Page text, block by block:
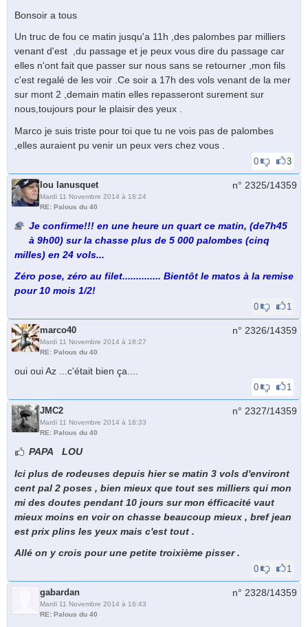
Bonsoir a tous
Un truc de fou ce matin jusqu'a 11h ,des palombes par milliers
venant d'est ,du passage et je peux vous dire du passage car
elles n'ont fait que passer sur nous sans se retourner ,mon fils
c'est regalé de les voir .Ce soir a 17h des vols venant de la mer
sur mont 2 ,demain matin elles repasseront surement sur
nous,toujours pour le plaisir des yeux .
Marco je suis triste pour toi que tu ne vois pas de palombes
,elles auraient pu venir un peux vers chez vous .
0 3
lou lanusquet
Mardi 11 Novembre 2014 à 18:24
RE: Palous du 40
n° 2325/14359
Je confirme!!! en une heure un quart ce matin, (de7h45
à 9h00) sur la chasse plus de 5 000 palombes (cinq
milles) en 24 vols...
Zéro pose, zéro au filet.............. Bientôt le matos à la remise
pour 10 mois 1/2!
0 1
marco40
Mardi 11 Novembre 2014 à 18:27
RE: Palous du 40
n° 2326/14359
oui oui Az ...c'était bien ça....
0 1
JMC2
Mardi 11 Novembre 2014 à 18:33
RE: Palous du 40
n° 2327/14359
PAPA LOU
Ici plus de rodeuses depuis hier se matin 3 vols d'environt
cent pal 2 poses , bien mieux que tout ses milliers qui mon
mi des doutes pendant 10 jours sur mon éfficacité vaut
mieux moins en voir on chasse beaucoup mieux , bref jean
est prix plins les yeux mais c'est tout .
Allé on y crois pour une petite troixième pisser .
0 1
gabardan
Mardi 11 Novembre 2014 à 18:43
RE: Palous du 40
n° 2328/14359